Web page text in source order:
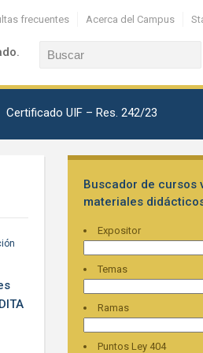
frecuentes Acerca del Campus
Certificado UIF – Res. 242/23
Buscador de cursos
materiales
Expositor
Temas
Ramas
Puntos Ley 404